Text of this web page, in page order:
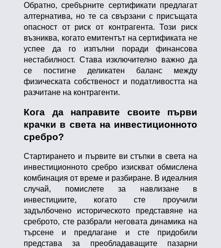
Обратно, сребърните сертификати предлагат
алтернатива, но те са свързани с присъщата
опасност от риск от контрагента. Този риск
възниква, когато емитентът на сертификата не
успее да го изпълни поради финансова
нестабилност. Става изключително важно да
се постигне деликатен баланс между
физическата собственост и податливостта на
разчитане на контрагенти.
Кога да направите своите първи
крачки в света на инвестиционното
сребро?
Стартирането и първите ви стъпки в света на
инвестиционното сребро изискват обмислена
комбинация от време и разбиране. В идеалния
случай, помислете за навлизане в
инвестициите, когато сте проучили
задълбочено историческото представяне на
среброто, сте разбрали неговата динамика на
търсене и предлагане и сте придобили
представа за преобладаващите пазарни